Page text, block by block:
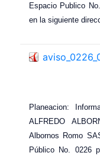
Espacio Publico
en la siguiente
Planeacion:
ALFREDO
Albornos Romo
Público No. 0226